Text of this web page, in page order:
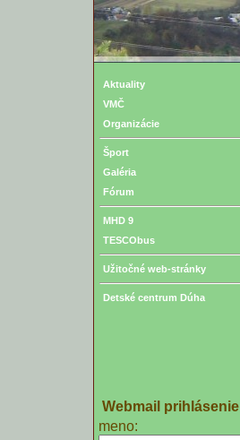
Aktuality
VMČ
Organizácie
Šport
Galéria
Fórum
MHD 9
TESCObus
Užitočné web-stránky
Detské centrum Dúha
Webmail prihlásenie
meno: